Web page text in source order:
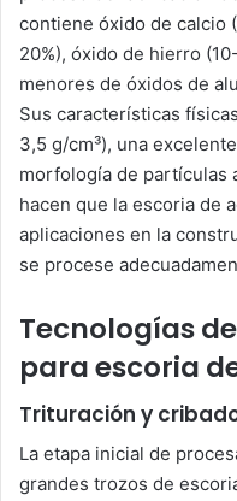
contiene óxido de calcio
20%), óxido de hierro
menores de óxidos de
Sus características
3,5 g/cm³), una
morfología de partículas
hacen que la escoria de
aplicaciones en la
se procese
Tecnologías
para escoria
Trituración y
La etapa inicial de
grandes trozos de